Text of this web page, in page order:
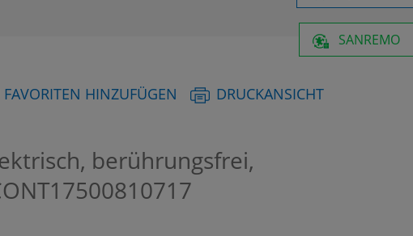
SANREMO
HINZUFÜGEN DRUCKANSICHT
berührungsfrei,